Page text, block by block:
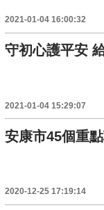
2021-01-04 16:00:32
守初心護平安
2021-01-04 15:29:07
安康市45個重
2020-12-25 17:19:14